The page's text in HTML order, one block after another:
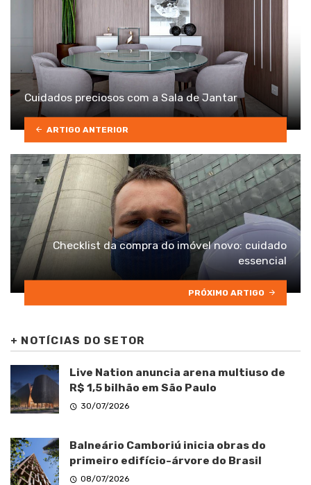
Cuidados preciosos com a Sala de Jantar
ARTIGO ANTERIOR
Checklist da compra do imóvel novo: cuidado
essencial
PRÓXIMO ARTIGO
+ NOTÍCIAS DO SETOR
Live Nation anuncia arena multiuso de
R$ 1,5 bilhão em São Paulo
30/07/2026
Balneário Camboriú inicia obras do
primeiro edifício-árvore do Brasil
08/07/2026